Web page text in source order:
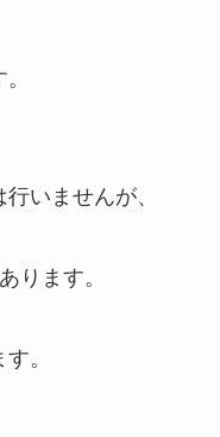
いませんが、
ります。
。